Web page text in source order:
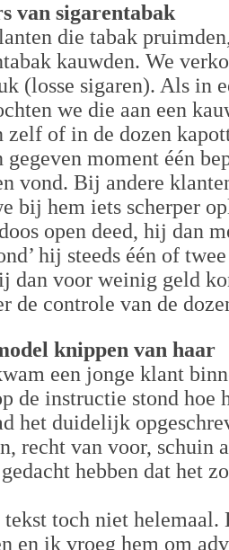
van sigarentabak
die tabak
kauwden. We
(losse sigaren). Als in
we die aan een
zelf of in de dozen
gegeven moment één
vond. Bij andere
bij hem iets scherper
open deed, hij dan
hij steeds één of
dan voor weinig geld
de controle van de
knippen van haar
een jonge klant
de instructie stond hoe
het duidelijk
recht van voor, schuin
hebben dat het
tekst toch niet
en ik vroeg hem om